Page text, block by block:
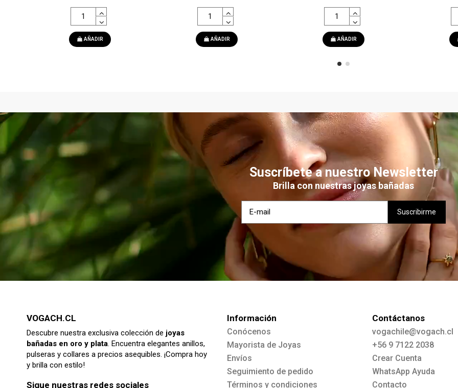
AÑADIR AÑADIR AÑADIR
Suscríbete a nuestro Newsletter
Brilla con nuestras joyas bañadas
VOGACH.CL
Descubre nuestra exclusiva colección de joyas
bañadas en oro y plata. Encuentra elegantes anillos,
pulseras y collares a precios asequibles. ¡Compra hoy
y brilla con estilo!
Sigue nuestras redes sociales
Información
Conócenos
Mayorista de Joyas
Envíos
Seguimiento de pedido
Términos y condiciones
Contáctanos
vogachile@vogach.cl
+56 9 7122 2038
Crear Cuenta
WhatsApp Ayuda
Contacto